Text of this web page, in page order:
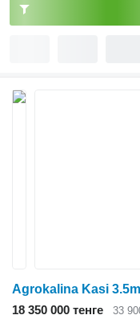
Agrokalina Kasi
18 350 000 тенге
33